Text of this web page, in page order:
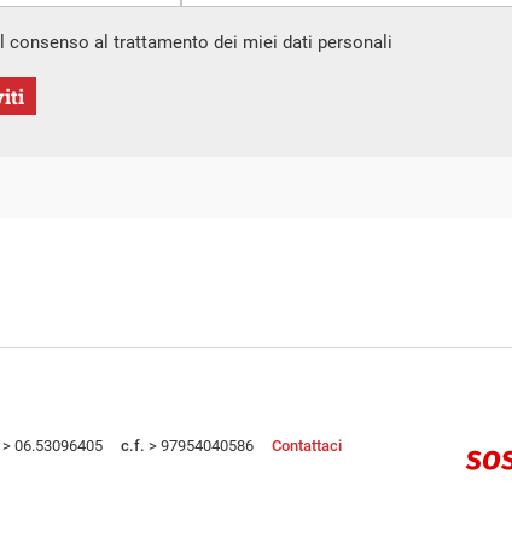
al trattamento dei miei dati personali
> 06.53096405 c.f. > 97954040586 Contattaci